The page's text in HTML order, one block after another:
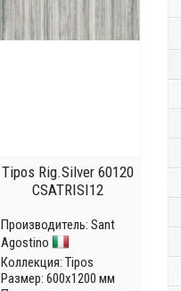
Tipos Rig.Silver 60120
CSATRISI12
Производитель: Sant
Agostino
Коллекция: Tipos
Размер: 600x1200 мм